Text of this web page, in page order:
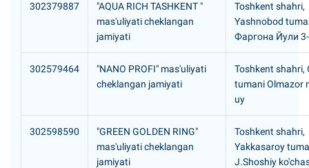
302379887
"AQUA RICH TASHKENT "
mas'uliyati cheklangan
jamiyati
Toshkent shahri,
Yashnobod
Фаргона Йули
302579464
"NANO PROFI" mas'uliyati
cheklangan jamiyati
Toshkent shahri,
tumani Olmazor
uy
302598590
"GREEN GOLDEN RING"
mas'uliyati cheklangan
jamiyati
Toshkent shahri,
Yakkasaroy
J.Shoshiy